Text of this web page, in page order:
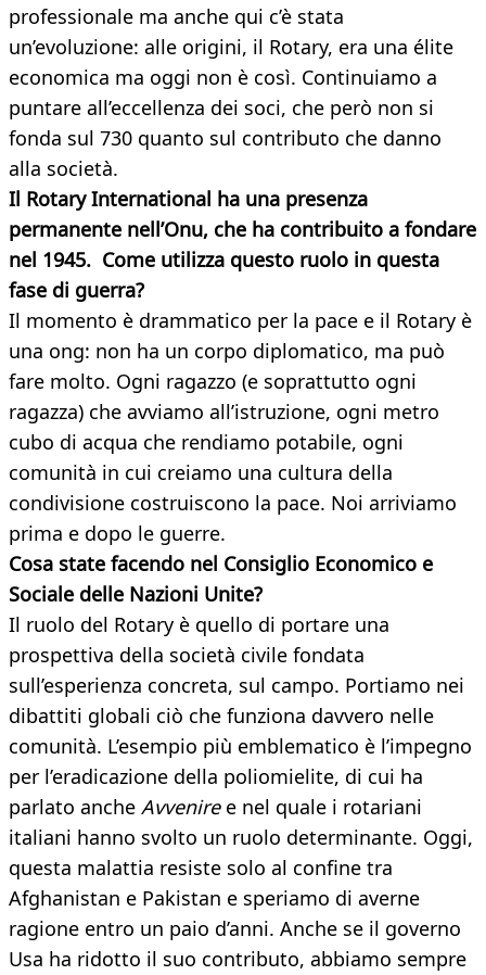
professionale ma anche qui c’è stata
un’evoluzione: alle origini, il Rotary, era una élite
economica ma oggi non è così. Continuiamo a
puntare all’eccellenza dei soci, che però non si
fonda sul 730 quanto sul contributo che danno
alla società.
Il Rotary International ha una presenza
permanente nell’Onu, che ha contribuito a fondare
nel 1945. Come utilizza questo ruolo in questa
fase di guerra?
Il momento è drammatico per la pace e il Rotary è
una ong: non ha un corpo diplomatico, ma può
fare molto. Ogni ragazzo (e soprattutto ogni
ragazza) che avviamo all’istruzione, ogni metro
cubo di acqua che rendiamo potabile, ogni
comunità in cui creiamo una cultura della
condivisione costruiscono la pace. Noi arriviamo
prima e dopo le guerre.
Cosa state facendo nel Consiglio Economico e
Sociale delle Nazioni Unite?
Il ruolo del Rotary è quello di portare una
prospettiva della società civile fondata
sull’esperienza concreta, sul campo. Portiamo nei
dibattiti globali ciò che funziona davvero nelle
comunità. L’esempio più emblematico è l’impegno
per l’eradicazione della poliomielite, di cui ha
parlato anche Avveniree nel quale i rotariani
italiani hanno svolto un ruolo determinante. Oggi,
questa malattia resiste solo al confine tra
Afghanistan e Pakistan e speriamo di averne
ragione entro un paio d’anni. Anche se il governo
Usa ha ridotto il suo contributo, abbiamo sempre